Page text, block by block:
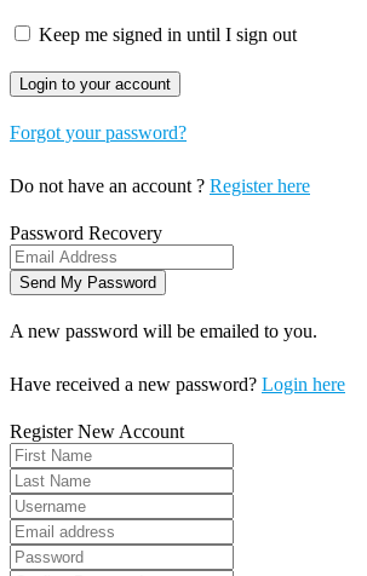
Keep me signed in until I sign out
Forgot your password?
Do not have an account ? Register here
Password Recovery
A new password will be emailed to you.
Have received a new password? Login here
Register New Account